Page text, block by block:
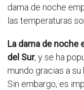
dama de noche
las temperaturas
La dama de noche
del Sur, y se ha
mundo gracias a su
Sin embargo, es